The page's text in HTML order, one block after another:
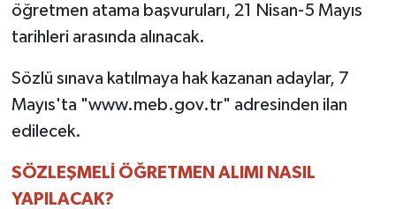
öğretmen atama başvuruları, 21 Nisan-5 Mayıs
tarihleri arasında alınacak.
Sözlü sınava katılmaya hak kazanan adaylar, 7
Mayıs'ta "www.meb.gov.tr" adresinden ilan
edilecek.
SÖZLEŞMELİ ÖĞRETMEN ALIMI NASIL
YAPILACAK?